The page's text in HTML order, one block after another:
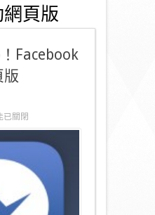
網頁版
Facebook
版
已關閉